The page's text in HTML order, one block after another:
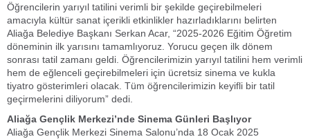
Öğrencilerin yarıyıl tatilini verimli bir şekilde geçirebilmeleri
amacıyla kültür sanat içerikli etkinlikler hazırladıklarını belirten
Aliağa Belediye Başkanı Serkan Acar, “2025-2026 Eğitim Öğretim
döneminin ilk yarısını tamamlıyoruz. Yorucu geçen ilk dönem
sonrası tatil zamanı geldi. Öğrencilerimizin yarıyıl tatilini hem verimli
hem de eğlenceli geçirebilmeleri için ücretsiz sinema ve kukla
tiyatro gösterimleri olacak. Tüm öğrencilerimizin keyifli bir tatil
geçirmelerini diliyorum” dedi.
Aliağa Gençlik Merkezi’nde Sinema Günleri Başlıyor
Aliağa Gençlik Merkezi Sinema Salonu’nda 18 Ocak 2025